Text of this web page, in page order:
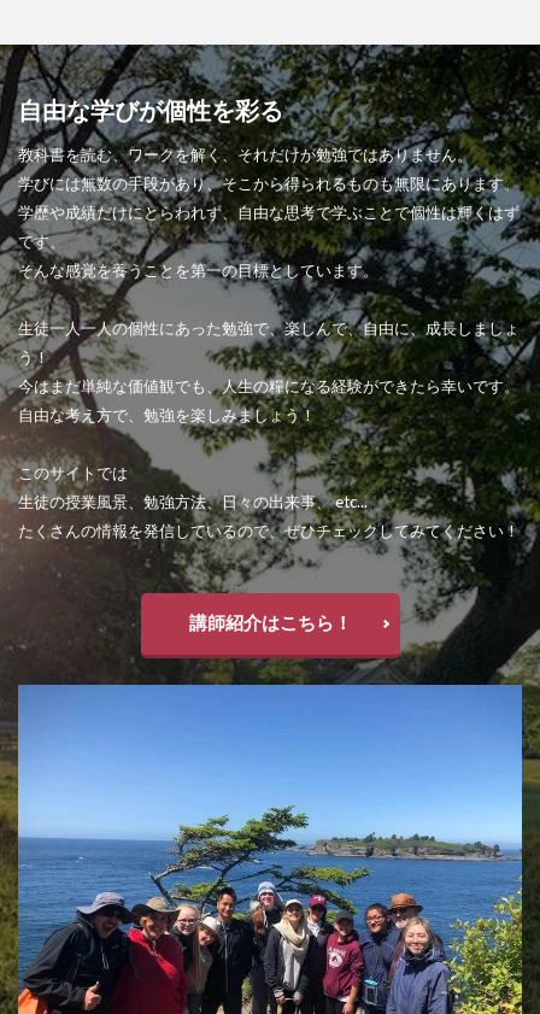
自由な学びが個性を彩る
教科書を読む、ワークを解く、それだけが勉強ではありません。
学びには無数の手段があり、そこから得られるものも無限にあります。
学歴や成績だけにとらわれず、自由な思考で学ぶことで個性は輝くはず
です。
そんな感覚を養うことを第一の目標としています。
生徒一人一人の個性にあった勉強で、楽しんで、自由に、成長しましょ
う！
今はまだ単純な価値観でも、人生の糧になる経験ができたら幸いです。
自由な考え方で、勉強を楽しみましょう！
このサイトでは
生徒の授業風景、勉強方法、日々の出来事、 etc...
たくさんの情報を発信しているので、ぜひチェックしてみてください！
講師紹介はこちら！